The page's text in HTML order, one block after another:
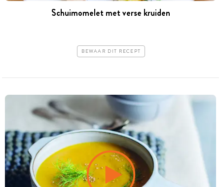
Schuimomelet met verse kruiden
BEWAAR DIT RECEPT